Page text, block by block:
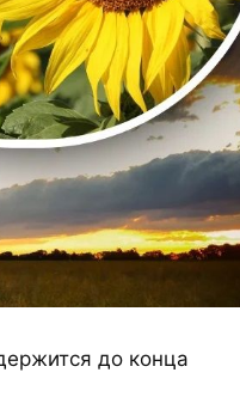
до конца